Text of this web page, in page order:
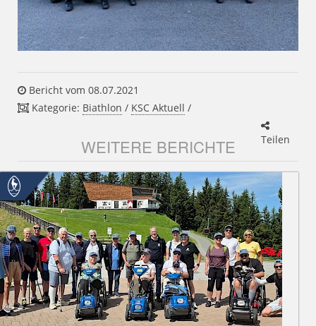
Bericht vom 08.07.2021
Kategorie: Biathlon / KSC Aktuell /
Teilen
WEITERE BERICHTE